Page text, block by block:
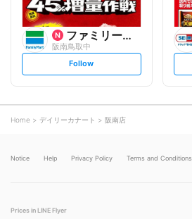
ファミリーマート
阪南鳥取中
s
t
o
w
Follow
Home デイリーカナート 阪南店
Notice Help Privacy Policy Terms and Conditions
Prices in LINE Flyer